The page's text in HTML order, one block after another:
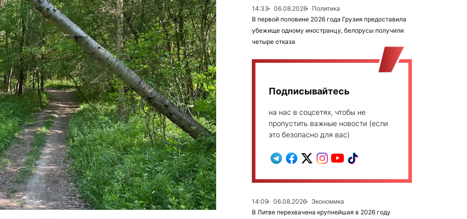
14:33
06.08.2026
Политика
В первой половине 2026 года Грузия предоставила
убежище одному иностранцу, белорусы получили
четыре отказа
Подписывайтесь
на нас в соцсетях, чтобы не
пропустить важные новости (если
это безопасно для вас)
14:09 06.08.2026
Экономика
В Литве перехвачена крупнейшая в 2026 году